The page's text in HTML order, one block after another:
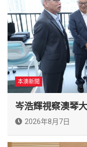
本澳新聞
岑浩輝視察澳琴
2026年8月7日